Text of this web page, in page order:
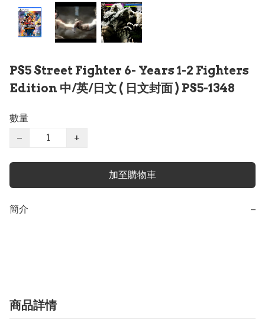
PS5 Street Fighter 6- Years 1-2 Fighters
Edition 中/英/日文 ( 日文封面 ) PS5-1348
數量
−
+
加至購物車
簡介 −
商品詳情